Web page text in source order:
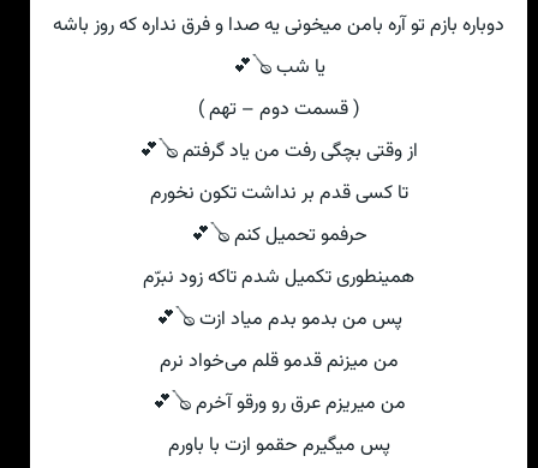
دوباره بازم تو آره بامن میخونی‌ یه صدا و فرق نداره که روز باشه
یا شب 🪕💕
( قسمت دوم – تهم )
از وقتی‌ بچگی‌ رفت من یاد گرفتم 🪕💕
تا کسی‌ قدم بر نداشت تکون نخورم
حرفمو تحمیل کنم 🪕💕
همینطوری تکمیل شدم تاکه زود نبرّم
پس من بدمو بدم میاد ازت 🪕💕
من میزنم قدمو قلم می‌خواد نرم
من میریزم عرق رو ورقو آخرم 🪕💕
پس میگیرم حقمو ازت با باورم